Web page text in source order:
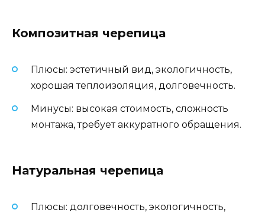
Композитная черепица
Плюсы: эстетичный вид, экологичность,
хорошая теплоизоляция, долговечность.
Минусы: высокая стоимость, сложность
монтажа, требует аккуратного обращения.
Натуральная черепица
Плюсы: долговечность, экологичность,